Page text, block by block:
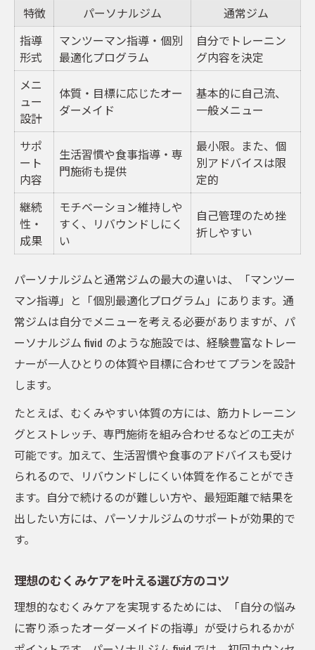
特徴 パーソナルジム
通常ジム
指導
形式
マンツーマン指導・個別
最適化プログラム
自分でトレーニン
グ内容を決定
メニ
ュー
設計
体質・目標に応じたオー
ダーメイド
基本的に自己流、
一般メニュー
サポ
ート
内容
生活習慣や食事指導・専
門施術も提供
最小限。また、個
別アドバイスは限
定的
継続
性・
成果
モチベーション維持しや
すく、リバウンドしにく
い
自己管理のため挫
折しやすい
パーソナルジムと通常ジムの最大の違いは、「マンツー
マン指導」と「個別最適化プログラム」にあります。通
常ジムは自分でメニューを考える必要がありますが、パ
ーソナルジム fivid のような施設では、経験豊富なトレー
ナーが一人ひとりの体質や目標に合わせてプランを設計
します。
たとえば、むくみやすい体質の方には、筋力トレーニン
グとストレッチ、専門施術を組み合わせるなどの工夫が
可能です。加えて、生活習慣や食事のアドバイスも受け
られるので、リバウンドしにくい体質を作ることができ
ます。自分で続けるのが難しい方や、最短距離で結果を
出したい方には、パーソナルジムのサポートが効果的で
す。
理想のむくみケアを叶える選び方のコツ
理想的なむくみケアを実現するためには、「自分の悩み
に寄り添ったオーダーメイドの指導」が受けられるかが